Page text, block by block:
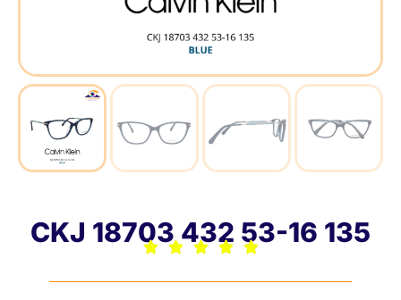
CKJ 18703 432 53-16 135